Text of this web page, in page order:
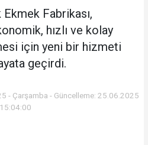
Fabrikası,
hızlı ve kolay
için yeni bir hizmeti
geçirdi.
- Çarşamba - Güncelleme: 25.06.2025
15:04:00